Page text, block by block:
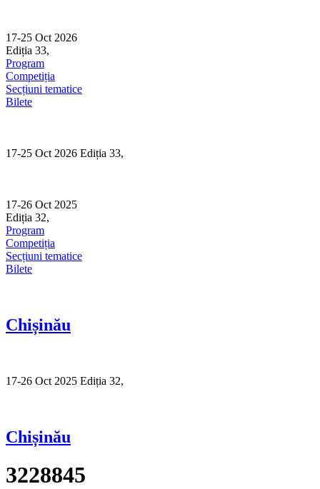
content
17-25 Oct 2026
Ediția 33,
Program
Competiția
Secțiuni tematice
Bilete
17-25 Oct 2026 Ediția 33,
17-26 Oct 2025
Ediția 32,
Program
Competiția
Secțiuni tematice
Bilete
Chișinău
17-26 Oct 2025 Ediția 32,
Chișinău
3228845